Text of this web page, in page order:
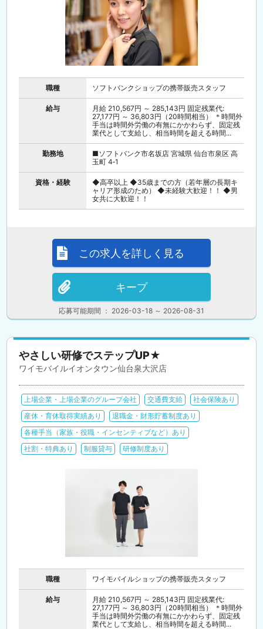
職種 ソフトバンクショップの携帯販売スタッフ
給与
月給 210,567円 ～ 285,143円 固定残業代:
27,177円 ～ 36,803円（20時間相当） ＊時間外
手当は時間外労働の有無にかかわらず、固定残
業代として支給し、相当時間を超える時間...
勤務地
■ソフトバンク市名坂店 宮城県 仙台市泉区 高
玉町 4‐1
資格・経験
◆高卒以上 ◆35歳までの方（若年層の長期キ
ャリア形成のため） ◆未経験大歓迎！！ ◆男
女共に大歓迎！！
応募可能期間 ： 2026-03-18 ～ 2026-08-31
この求人を詳しく見る
キープ
やさしい研修でステップUP★
ワイモバイルイオンタウン仙台泉大沢店
上場企業・上場企業のグループ会社 交通費支給
社会保険あり
産休・育休取得実績あり
退職金・財形貯蓄制度あり
各種手当（家族・役職・インセンティブなど）あり
社割・特典あり
制服貸与 研修制度あり
職種 ワイモバイルショップの携帯販売スタッフ
給与
月給 210,567円 ～ 285,143円 固定残業代:
27,177円 ～ 36,803円（20時間相当） ＊時間外
手当は時間外労働の有無にかかわらず、固定残
業代として支給し、相当時間を超える時間...